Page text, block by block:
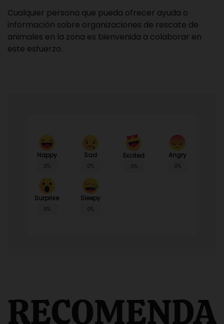
Cualquier persona que pueda ofrecer ayuda o
información sobre organizaciones de rescate de
animales en la zona es bienvenida a colaborar en
este esfuerzo.
Happy
0%
Sad
0%
Excited
0%
Angry
0%
Surprise
0%
Sleepy
0%